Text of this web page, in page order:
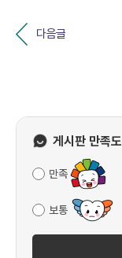
다음글
게시판 만족도
만족
보통